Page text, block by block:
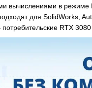
вычислениями в
для SolidWorks,
RTX